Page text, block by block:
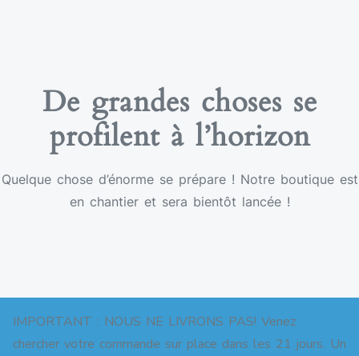
IMPORTANT : NOUS NE LIVRONS PAS! Venez
chercher votre commande sur place dans les 21 jours. Un
De grandes choses se
profilent à l’horizon
Quelque chose d’énorme se prépare ! Notre boutique est
en chantier et sera bientôt lancée !